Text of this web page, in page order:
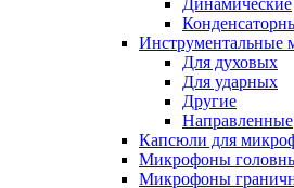
Динамические
Инструментальные
Для духовых
Для ударных
Другие
Направленные
Капсюли для
Микрофоны
Микрофоны